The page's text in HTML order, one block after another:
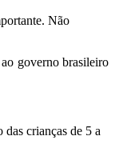
Não
governo brasileiro
crianças de 5 a